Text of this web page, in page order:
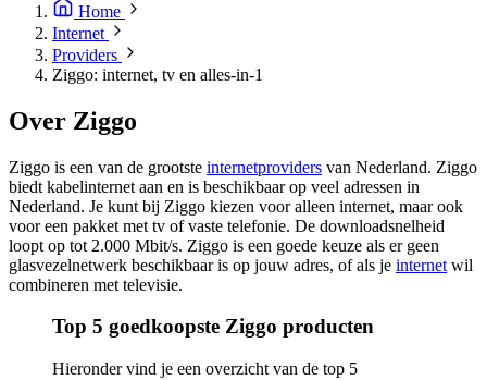
Home
Internet
Providers
Ziggo: internet, tv en alles-in-1
Over Ziggo
Ziggo is een van de grootste internetproviders van Nederland. Ziggo
biedt kabelinternet aan en is beschikbaar op veel adressen in
Nederland. Je kunt bij Ziggo kiezen voor alleen internet, maar ook
voor een pakket met tv of vaste telefonie. De downloadsnelheid
loopt op tot 2.000 Mbit/s. Ziggo is een goede keuze als er geen
glasvezelnetwerk beschikbaar is op jouw adres, of als je internet wil
combineren met televisie.
Top 5 goedkoopste Ziggo producten
Hieronder vind je een overzicht van de top 5